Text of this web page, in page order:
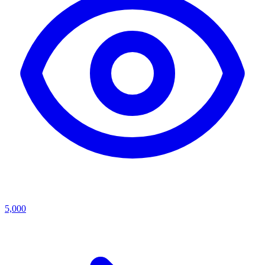
5,000